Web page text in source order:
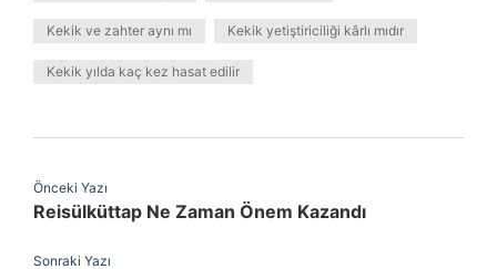
Kekik ve zahter aynı mı Kekik yetiştiriciliği kârlı mıdır
Kekik yılda kaç kez hasat edilir
Önceki Yazı
Reisülküttap Ne Zaman Önem Kazandı
Sonraki Yazı